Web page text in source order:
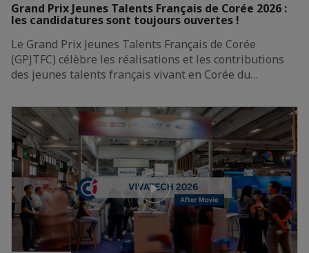
Grand Prix Jeunes Talents Français de Corée 2026 :
les candidatures sont toujours ouvertes !
Le Grand Prix Jeunes Talents Français de Corée
(GPJTFC) célèbre les réalisations et les contributions
des jeunes talents français vivant en Corée du…